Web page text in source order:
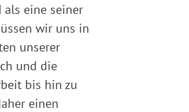
eine seiner
wir uns in
unserer
und die
bis hin zu
einen